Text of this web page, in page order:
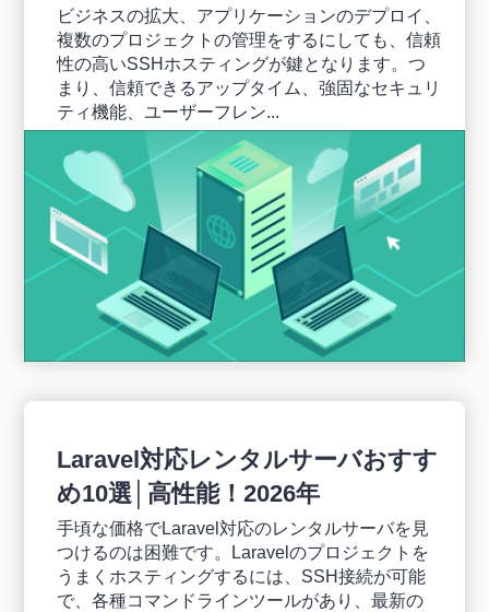
ビジネスの拡大、アプリケーションのデプロイ、
複数のプロジェクトの管理をするにしても、信頼
性の高いSSHホスティングが鍵となります。つ
まり、信頼できるアップタイム、強固なセキュリ
ティ機能、ユーザーフレン...
Laravel対応レンタルサーバおすす
め10選│高性能！2026年
手頃な価格でLaravel対応のレンタルサーバを見
つけるのは困難です。Laravelのプロジェクトを
うまくホスティングするには、SSH接続が可能
で、各種コマンドラインツールがあり、最新の